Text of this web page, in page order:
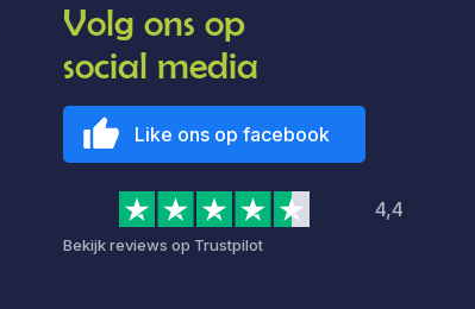
Volg ons op
social media
Like ons op facebook
4,4
Bekijk reviews op Trustpilot